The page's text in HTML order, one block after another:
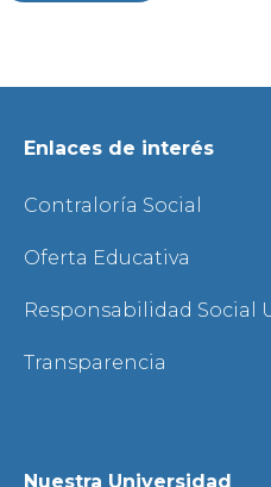
Enlaces de interés
Contraloría Social
Oferta Educativa
Responsabilidad Social
Transparencia
Nuestra Universidad